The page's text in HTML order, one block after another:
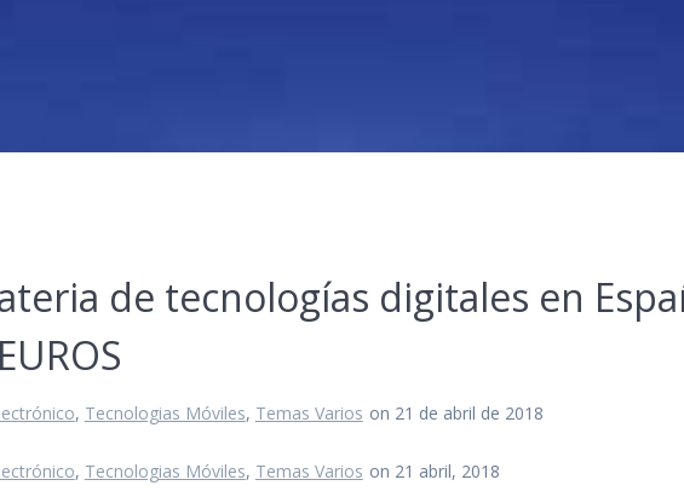
de tecnologías digitales en
, Tecnologias Móviles, Temas Varios on 21 de abril de 2018
, Tecnologias Móviles, Temas Varios on 21 abril, 2018